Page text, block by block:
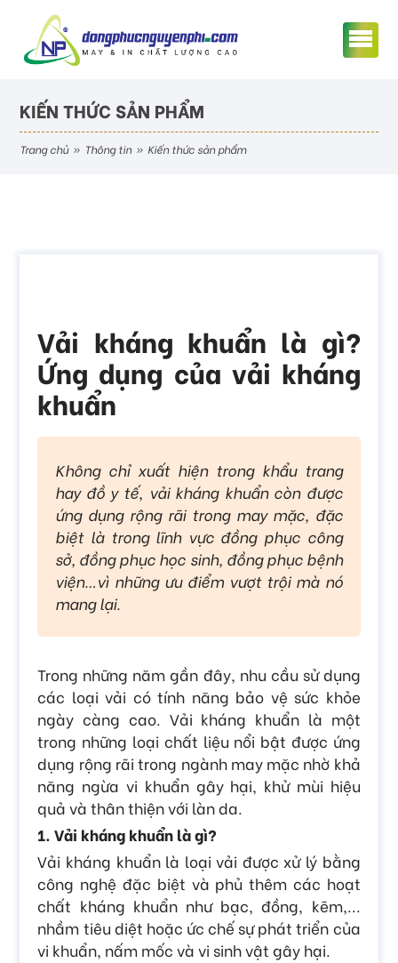
KIẾN THỨC SẢN PHẨM
trang chủ » thông tin » kiến thức sản phẩm
Vải kháng khuẩn là gì?
Ứng dụng của vải kháng
khuẩn
Không chỉ xuất hiện trong khẩu trang
hay đồ y tế, vải kháng khuẩn còn được
ứng dụng rộng rãi trong may mặc, đặc
biệt là trong lĩnh vực đồng phục công
sở, đồng phục học sinh, đồng phục bệnh
viện…vì những ưu điểm vượt trội mà nó
mang lại.
Trong những năm gần đây, nhu cầu sử dụng
các loại vải có tính năng bảo vệ sức khỏe
ngày càng cao. Vải kháng khuẩn là một
trong những loại chất liệu nổi bật được ứng
dụng rộng rãi trong ngành may mặc nhờ khả
năng ngừa vi khuẩn gây hại, khử mùi hiệu
quả và thân thiện với làn da.
1. Vải kháng khuẩn là gì?
Vải kháng khuẩn là loại vải được xử lý bằng
công nghệ đặc biệt và phủ thêm các hoạt
chất kháng khuẩn như bạc, đồng, kẽm,...
nhầm tiêu diệt hoặc ức chế sự phát triển của
vi khuẩn, nấm mốc và vi sinh vật gây hại.